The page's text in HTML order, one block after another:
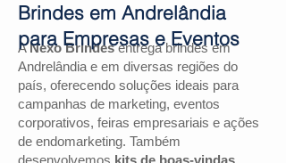
ANexo Brindesentrega brindes em
Andrelândia e em diversas regiões do
país, oferecendo soluções ideais para
campanhas de marketing, eventos
corporativos, feiras empresariais e ações
de endomarketing. Também
desenvolvemos kits de boas-vindas
Brindes em Andrelândia
para Empresas e Eventos